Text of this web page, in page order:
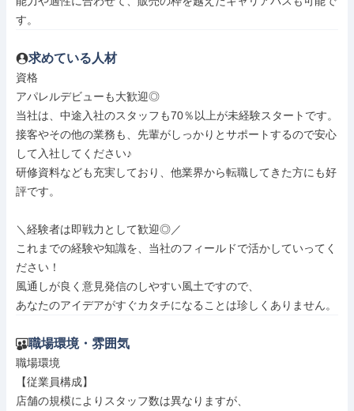
す。
求めている人材
資格
アパレルデビューも大歓迎◎
当社は、中途入社のスタッフも70％以上が未経験スタートです。
接客やその他の業務も、先輩がしっかりとサポートするので安心
して入社してください♪
研修資料なども充実しており、他業界から転職してきた方にも好
評です。
＼経験者は即戦力として歓迎◎／
これまでの経験や知識を、当社のフィールドで活かしていってく
ださい！
風通しが良く意見発信のしやすい風土ですので、
あなたのアイデアがすぐカタチになることは珍しくありません。
職場環境・雰囲気
職場環境
【従業員構成】
店舗の規模によりスタッフ数は異なりますが、